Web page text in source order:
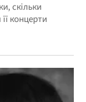
скільки
концерти